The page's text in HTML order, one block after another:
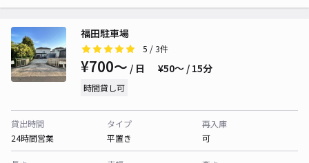
福田駐車場
5 / 3件
¥700〜 / 日 ¥50〜 / 15分
時間貸し可
貸出時間
24時間営業
タイプ
平置き
再入庫
可